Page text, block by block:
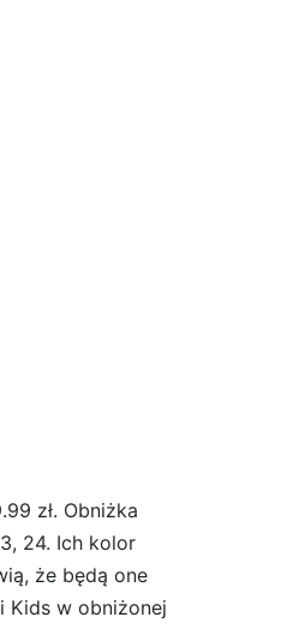
zł. Obniżka
24. Ich kolor
że będą one
Kids w obniżonej